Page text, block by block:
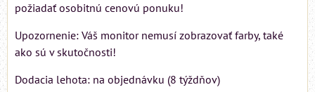
požiadať osobitnú cenovú ponuku!
Upozornenie: Váš monitor nemusí zobrazovať farby, také
ako sú v skutočnosti!
Dodacia lehota: na objednávku (8 týždňov)